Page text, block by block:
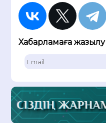
Хабарламаға жазылу